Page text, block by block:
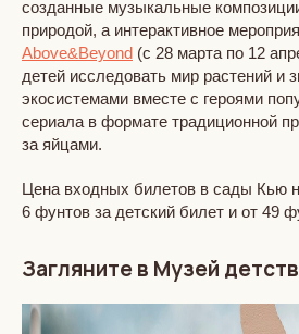
созданные музыкальные
природой, а интерактивное
Above&Beyond (с 28 марта по 12
детей исследовать мир растений и
экосистемами вместе с героями
сериала в формате традиционной
за яйцами.
Цена входных билетов в сады Кью
6 фунтов за детский билет и от 49
Загляните в Музей